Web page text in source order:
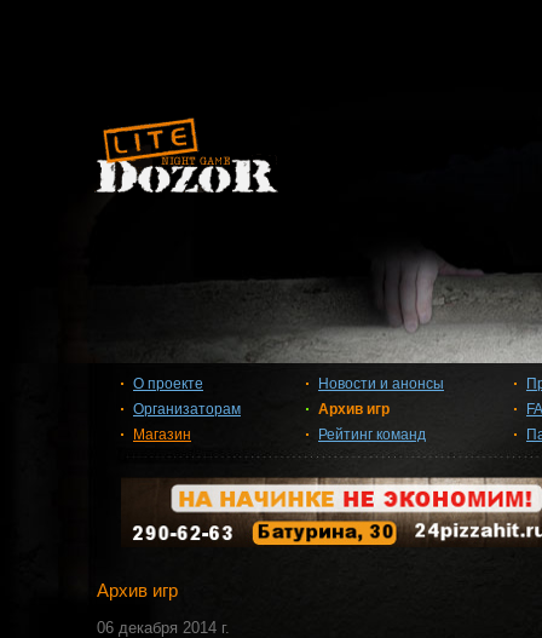
О проекте
Организаторам
Магазин
Новости и анонсы
Архив игр
Рейтинг команд
Архив игр
06 декабря 2014 г.